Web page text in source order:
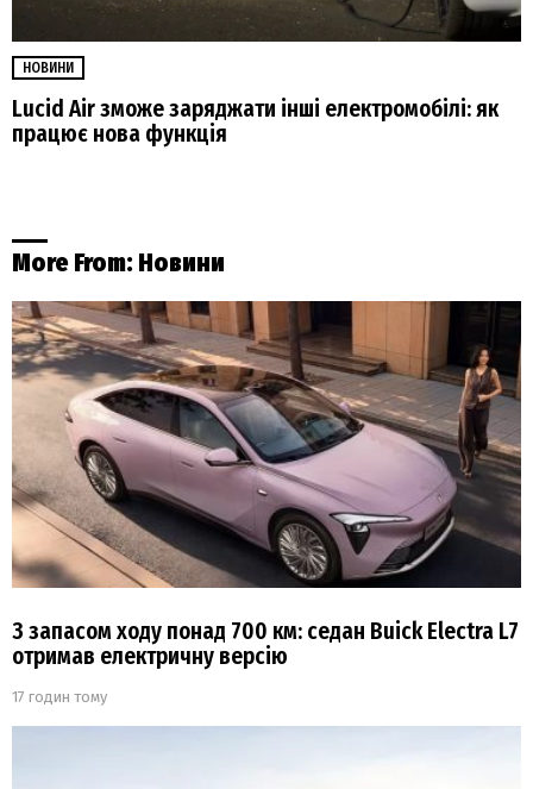
НОВИНИ
Lucid Air зможе заряджати інші електромобілі: як
працює нова функція
More From: Новини
З запасом ходу понад 700 км: седан Buick Electra L7
отримав електричну версію
17 годин тому